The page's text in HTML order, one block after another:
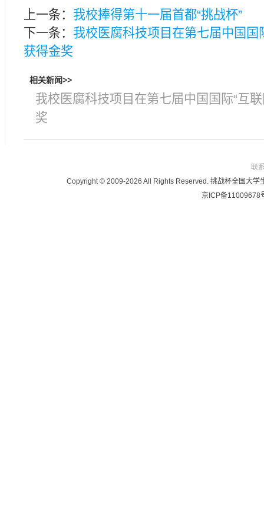
上一条： 我校捧得第十一届首都“挑战杯”
下一条： 我校医腐科技项目在第七届中国国
获得金奖
相关新闻>>
我校医腐科技项目在第七届中国国际“互
奖
联
Copyright © 2009-2026 All Rights Reserved. 挑战杯全国大学
京ICP备11009678